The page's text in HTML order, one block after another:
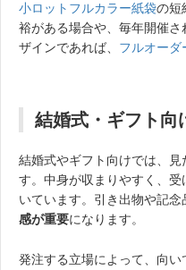
小ロットフルカラー紙袋の短
裕がある場合や、毎年開催
ザインであれば、 フルオーダ
結婚式・ギフト向
結婚式やギフト向けでは、
す。中身が収まりやすく、
いています。引き出物や記念
感が重要になります。
発注する立場によって、向